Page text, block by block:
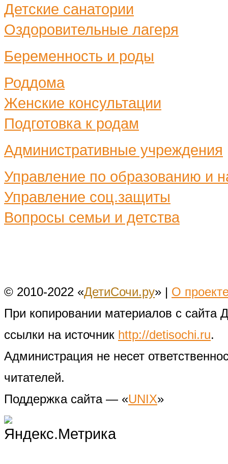
Детские санатории
Оздоровительные лагеря
Беременность и роды
Роддома
Женские консультации
Подготовка к родам
Административные учреждения
Управление по образованию и
Управление соц.защиты
Вопросы семьи и детства
© 2010-2022 «ДетиСочи.ру» | О
При копировании материалов с сайта
ссылки на источник http://detisochi.ru.
Администрация не несет
читателей.
Поддержка сайта — «UNIX»